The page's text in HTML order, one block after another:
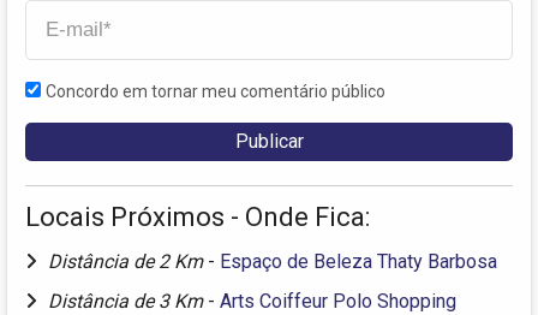
Concordo em tornar meu comentário público
Locais Próximos - Onde Fica:
Distância de 2 Km - Espaço de Beleza Thaty Barbosa
Distância de 3 Km - Arts Coiffeur Polo Shopping